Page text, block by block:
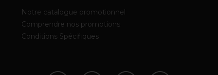
Notre catalogue promotionnel
Comprendre nos promotions
Conditions Spécifiques